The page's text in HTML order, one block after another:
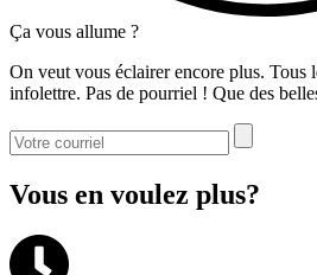
Ça vous allume ?
On veut vous éclairer encore plus. Tous
infolettre. Pas de pourriel ! Que des
Vous en voulez plus?